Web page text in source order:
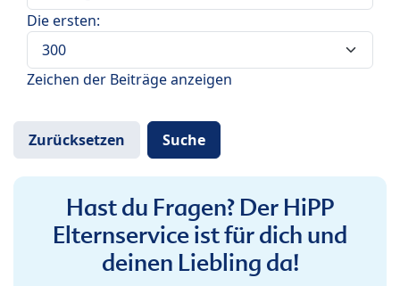
Die ersten:
Zeichen der Beiträge anzeigen
Hast du Fragen? Der HiPP
Elternservice ist für dich und
deinen Liebling da!